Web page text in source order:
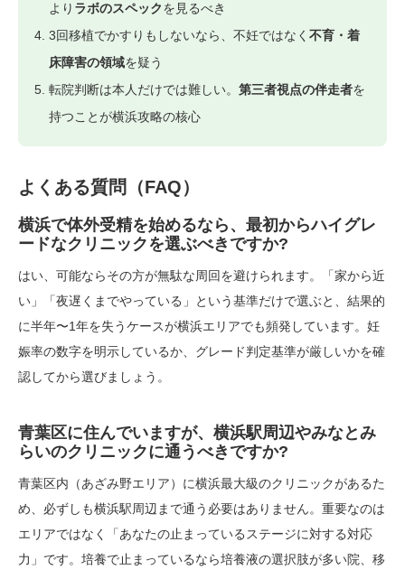
より ラボのスペックを見るべき
3回移植でかすりもしないなら、不妊ではなく 不育・着
床障害の領域を疑う
転院判断は本人だけでは難しい。 第三者視点の伴走者を
持つことが横浜攻略の核心
よくある質問（FAQ）
横浜で体外受精を始めるなら、最初からハイグレ
ードなクリニックを選ぶべきですか?
はい、可能ならその方が無駄な周回を避けられます。「家から近
い」「夜遅くまでやっている」という基準だけで選ぶと、結果的
に半年〜1年を失うケースが横浜エリアでも頻発しています。妊
娠率の数字を明示しているか、グレード判定基準が厳しいかを確
認してから選びましょう。
青葉区に住んでいますが、横浜駅周辺やみなとみ
らいのクリニックに通うべきですか?
青葉区内（あざみ野エリア）に横浜最大級のクリニックがあるた
め、必ずしも横浜駅周辺まで通う必要はありません。重要なのは
エリアではなく「あなたの止まっているステージに対する対応
力」です。培養で止まっているなら培養液の選択肢が多い院、移